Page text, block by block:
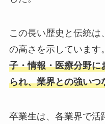
この長い歴史と伝統
の高さを示しています
子・情報・医療分野に
られ、業界との強いつ
卒業生は、各業界で活